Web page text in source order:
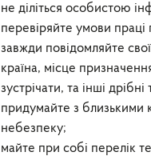
не діліться особистою
перевіряйте умови
завжди повідомляйте
країна, місце
зустрічати, та інші
придумайте з близькими
небезпеку;
майте при собі перелік